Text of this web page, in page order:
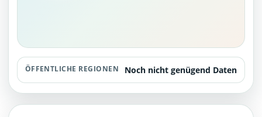
ÖFFENTLICHE REGIONEN Noch nicht genügend Daten